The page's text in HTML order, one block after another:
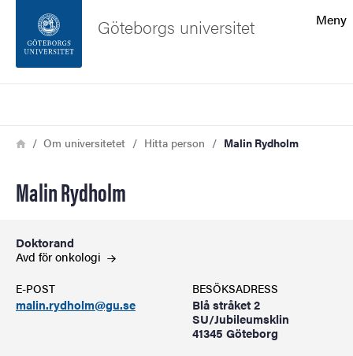
Sidfoten
Meny
Göteborgs universitet
Länkstig
HemOm universitetet Hitta person Malin Rydholm
Malin Rydholm
Doktorand
Avd föronkologi
E-POST
malin.rydholm@gu.se
BESÖKSADRESS
Blå stråket 2
SU/Jubileumsklin
41345 Göteborg